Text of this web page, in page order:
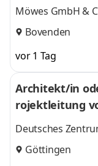
Möwes GmbH &
Bovenden
vor 1 Tag
Architekt/in
rojektleitung
Deutsches
Raumfahrt e. V.
Göttingen